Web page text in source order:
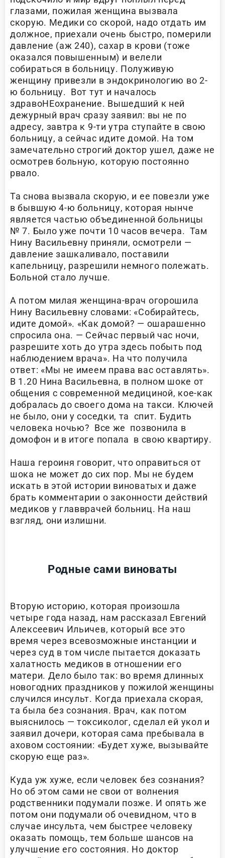
глазами, пожилая женщина вызвала
скорую. Медики со скорой, надо отдать им
должное, приехали очень быстро, померили
давление (аж 240), сахар в крови (тоже
оказался повышенным) и велели
собираться в больницу. Полуживую
женщину привезли в эндокринологию во 2-
ю больницу. Вот тут и началось
здравоНЕохранение. Вышедший к ней
дежурный врач сразу заявил: вы не по
адресу, завтра к 9-ти утра ступайте в свою
больницу, а сейчас идите домой. На том
замечательно строгий доктор ушел, даже не
осмотрев больную, которую постоянно
рвало.
Та снова вызвала скорую, и ее повезли уже
в бывшую 4-ю больницу, которая нынче
является частью объединенной больницы
№ 7. Было уже почти 10 часов вечера. Там
Нину Васильевну приняли, осмотрели —
давление зашкаливало, поставили
капельницу, разрешили немного полежать.
Больной стало лучше.
А потом милая женщина-врач огорошила
Нину Васильевну словами: «Собирайтесь,
идите домой». «Как домой? — ошарашенно
спросила она. — Сейчас первый час ночи,
разрешите хоть до утра здесь побыть под
наблюдением врача». На что получила
ответ: «Мы не имеем права вас оставлять».
В 1.20 Нина Васильевна, в полном шоке от
общения с современной медициной, кое-как
добралась до своего дома на такси. Ключей
не было, они у соседки, та спит. Будить
человека ночью? Все же позвонила в
домофон и в итоге попала в свою квартиру.
Наша героиня говорит, что оправиться от
шока не может до сих пор. Мы не будем
искать в этой истории виноватых и даже
брать комментарии о законности действий
медиков у главврачей больниц. На наш
взгляд, они излишни.
Родные сами виноваты
Вторую историю, которая произошла
четыре года назад, нам рассказал Евгений
Алексеевич Ильичев, который все это
время через всевозможные инстанции и
через суд в том числе пытается доказать
халатность медиков в отношении его
матери. Дело было так: во время длинных
новогодних праздников у пожилой женщины
случился инсульт. Когда приехала скорая,
та была без сознания. Врач, как потом
выяснилось — токсиколог, сделал ей укол и
заявил дочери, которая сама пребывала в
аховом состоянии: «Будет хуже, вызывайте
скорую еще раз».
Куда уж хуже, если человек без сознания?
Но об этом сами не свои от волнения
родственники подумали позже. И опять же
потом они подумали об очевидном, что в
случае инсульта, чем быстрее человеку
оказать помощь, тем больше шансов на
улучшение его состояния. Но доктор